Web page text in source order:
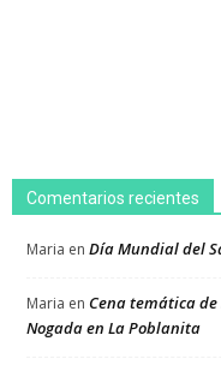
Comentarios recientes
Maria en Día Mundial del
Maria en Cena temática
Nogada en La Poblanita